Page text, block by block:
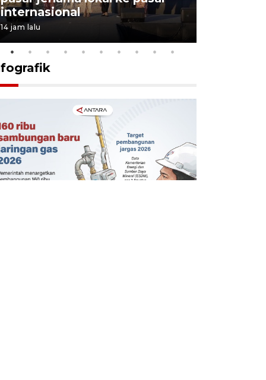
internasional
14 jam lalu